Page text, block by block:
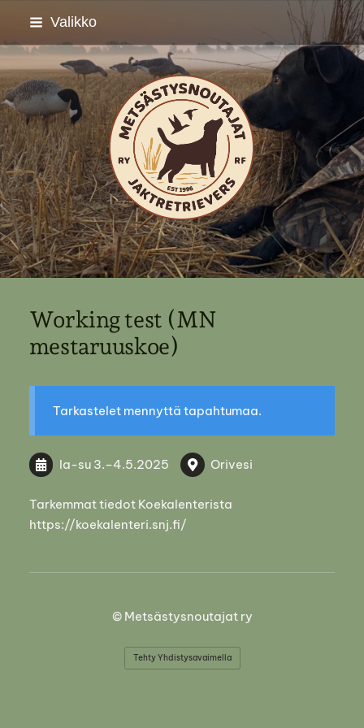
Siirry
sivun
sisältöön
Valikko
Metsästysnoutajat ry
Working test (MN
mestaruuskoe)
Tarkastelet mennyttä tapahtumaa.
la-su 3.–4.5.2025 Orivesi
Tarkemmat tiedot Koekalenterista
https://koekalenteri.snj.fi/
© Metsästysnoutajat ry
Tehty Yhdistysavaimella